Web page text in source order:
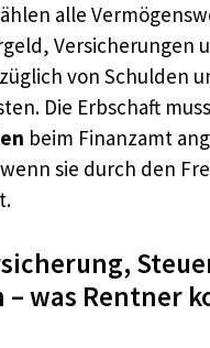
alle
Versicherungen
von Schulden
Die Erbschaft
beim Finanzamt
sie durch den
– was Rentner